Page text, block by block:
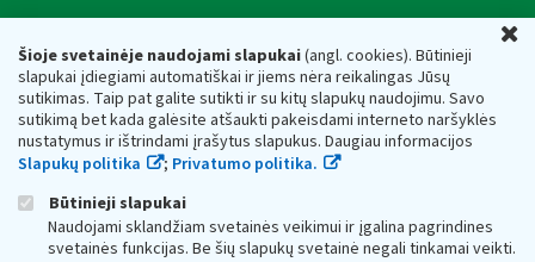
Šioje svetainėje naudojami slapukai(angl. cookies). Būtinieji
slapukai įdiegiami automatiškai ir jiems nėra reikalingas Jūsų
sutikimas. Taip pat galite sutikti ir su kitų slapukų naudojimu. Savo
sutikimą bet kada galėsite atšaukti pakeisdami interneto naršyklės
nustatymus ir ištrindami įrašytus slapukus. Daugiau informacijos
Slapukų politika
; Privatumo politika.
Būtinieji slapukai
Naudojami sklandžiam svetainės veikimui ir įgalina pagrindines
svetainės funkcijas. Be šių slapukų svetainė negali tinkamai veikti.
Respublikos finansų ministerijos
Biudžetinė įstaiga. Juridinio asmens kodas — 188659752,
adresas: Vasario 16-osios g. 14, 01107 Vilnius, Lietuva, el.paštas:
vmi@vmi.lt, E. pristatymo dėžutės adresas 188659752
Duomenys apie Valstybinę mokesčių inspekciją prie Lietuvos
Respublikos finansų ministerijos kaupiami ir saugomi Juridinių